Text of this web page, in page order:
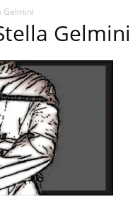
Gelmini
Gelmini